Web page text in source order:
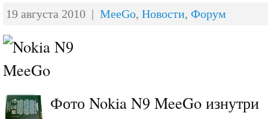
19 августа 2010 | MeeGo, Новости, Форум
Фото Nokia N9 MeeGo изнутри